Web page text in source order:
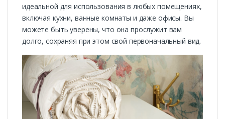
идеальной для использования в любых помещениях,
включая кухни, ванные комнаты и даже офисы. Вы
можете быть уверены, что она прослужит вам
долго, сохраняя при этом свой первоначальный вид.